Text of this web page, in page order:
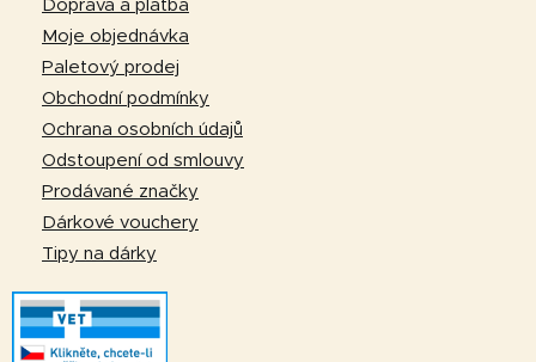
Doprava a platba
Moje objednávka
Paletový prodej
Obchodní podmínky
Ochrana osobních údajů
Odstoupení od smlouvy
Prodávané značky
Dárkové vouchery
Tipy na dárky